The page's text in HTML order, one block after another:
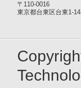
〒110-0016
東京都台東区台東1-